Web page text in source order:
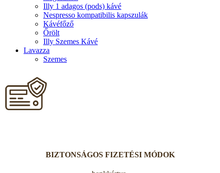
Illy 1 adagos (pods) kávé
Nespresso kompatibilis kapszulák
Kávéfőző
Őrölt
Illy Szemes Kávé
Lavazza
Szemes
BIZTONSÁGOS FIZETÉSI MÓDOK